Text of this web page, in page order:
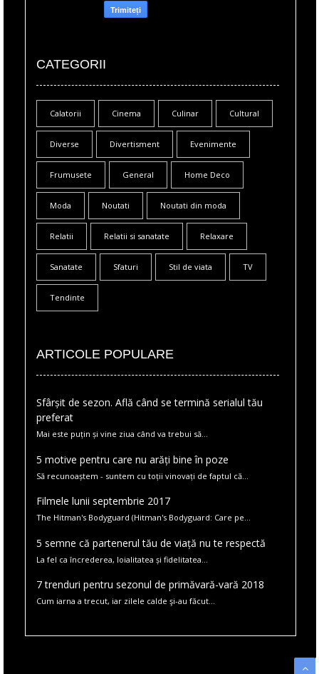
CATEGORII
Calatorii Cinema Culinar Cultural
Diverse Divertisment Evenimente
Frumusete General Home Deco
Moda Noutati Noutati din moda
Relatii Relatii si sanatate Relaxare
Sanatate Sfaturi Stil de viata TV
Tendinte
ARTICOLE POPULARE
Sfârșit de sezon. Află când se termină serialul tău
preferat
Mai este puțin și vine ziua când va trebui să...
5 motive pentru care nu arăți bine în poze
Să recunoaștem - suntem cu toții vinovați de faptul că...
Filmele lunii septembrie 2017
The Hitman's Bodyguard (Hitman's Bodyguard: Care pe...
5 semne că partenerul tău de viață nu te respectă
La fel ca încrederea, loialitatea și fidelitatea...
7 trenduri pentru sezonul de primăvară-vară 2018
Cum iarna a trecut, iar zilele calde şi-au făcut...